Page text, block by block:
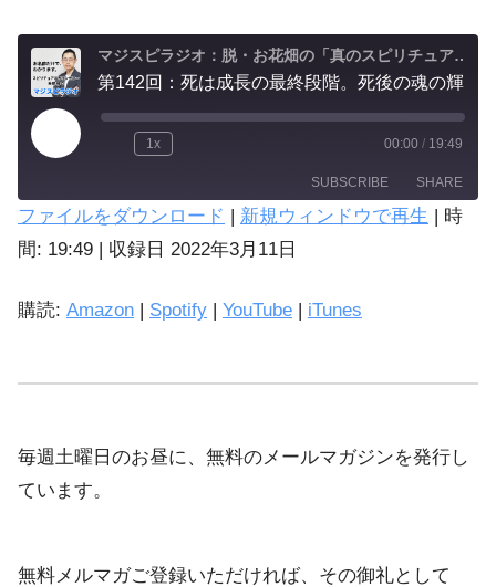
マジスピラジオ：脱・お花畑の「真のスピリチュアル実践」
1x 00:00 / 19:49
SUBSCRIBE SHARE
Amazon Spotify
SHARE
ファイルをダウンロード | 新規ウィンドウで再生 | 時
間: 19:49 | 収録日 2022年3月11日
購読: Amazon | Spotify | YouTube | iTunes
毎週土曜日のお昼に、無料のメールマガジンを発行し
ています。
無料メルマガご登録いただければ、その御礼として